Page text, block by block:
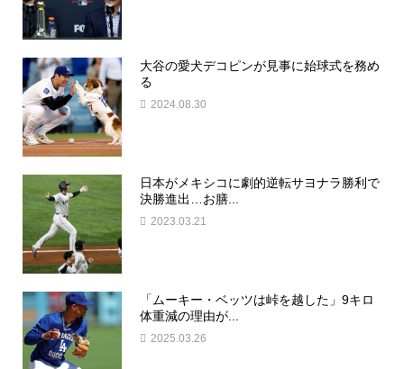
大谷の愛犬デコピンが見事に始球式を務め
る
2024.08.30
日本がメキシコに劇的逆転サヨナラ勝利で
決勝進出…お膳...
2023.03.21
「ムーキー・ベッツは峠を越した」9キロ
体重減の理由が...
2025.03.26